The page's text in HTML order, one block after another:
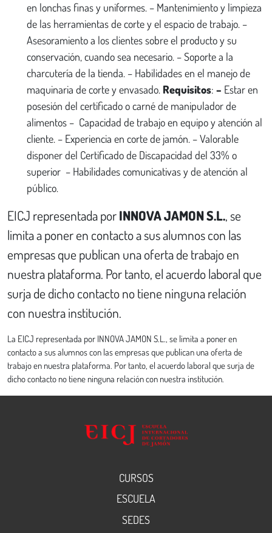
en lonchas finas y uniformes. – Mantenimiento y limpieza
de las herramientas de corte y el espacio de trabajo. –
Asesoramiento a los clientes sobre el producto y su
conservación, cuando sea necesario. – Soporte a la
charcutería de la tienda. – Habilidades en el manejo de
maquinaria de corte y envasado. Requisitos: – Estar en
posesión del certificado o carné de manipulador de
alimentos – Capacidad de trabajo en equipo y atención al
cliente. – Experiencia en corte de jamón. – Valorable
disponer del Certificado de Discapacidad del 33% o
superior – Habilidades comunicativas y de atención al
público.
EICJ representada porINNOVA JAMON S.L., se
limita a poner en contacto a sus alumnos con las
empresas que publican una oferta de trabajo en
nuestra plataforma. Por tanto, el acuerdo laboral que
surja de dicho contacto no tiene ninguna relación
con nuestra institución.
La EICJ representada por INNOVA JAMON S.L., se limita a poner en
contacto a sus alumnos con las empresas que publican una oferta de
trabajo en nuestra plataforma. Por tanto, el acuerdo laboral que surja de
dicho contacto no tiene ninguna relación con nuestra institución.
CURSOS
ESCUELA
SEDES